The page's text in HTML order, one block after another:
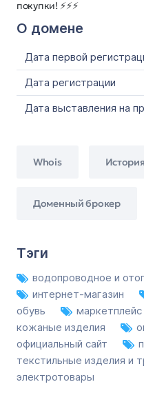
покупки! ⚡⚡⚡
О домене
Дата первой
Дата регистрации
Дата выставления на
Whois
Доменный брокер
Тэги
водопроводное и
интернет-магазин
обувь
маркетплейс
кожаные изделия
официальный сайт
текстильные изделия и
электротовары